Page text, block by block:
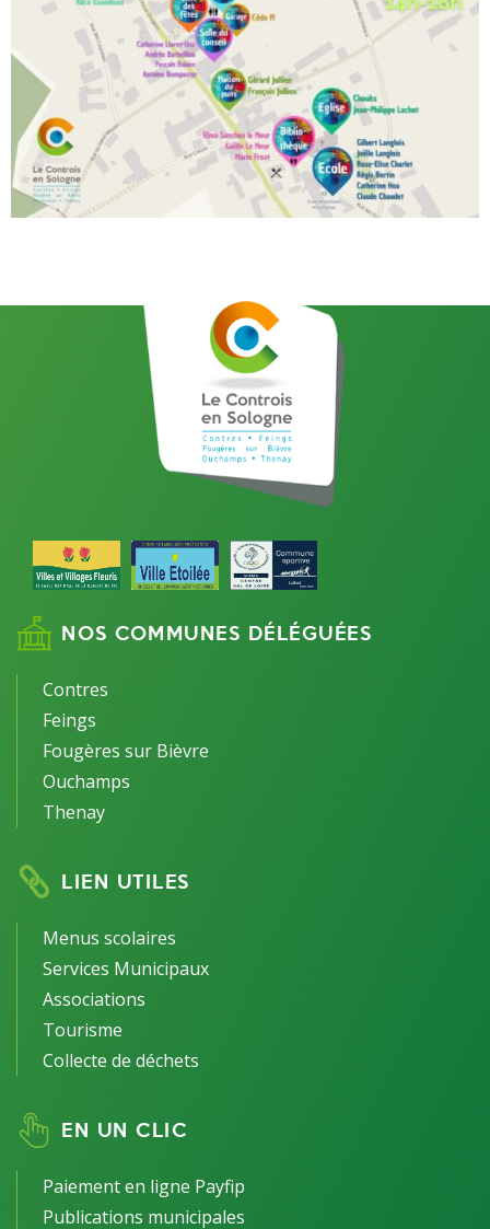
NOS COMMUNES DÉLÉGUÉES
Contres
Feings
Fougères sur Bièvre
Ouchamps
Thenay
LIEN UTILES
Menus scolaires
Services Municipaux
Associations
Tourisme
Collecte de déchets
EN UN CLIC
Paiement en ligne Payfip
Publications municipales